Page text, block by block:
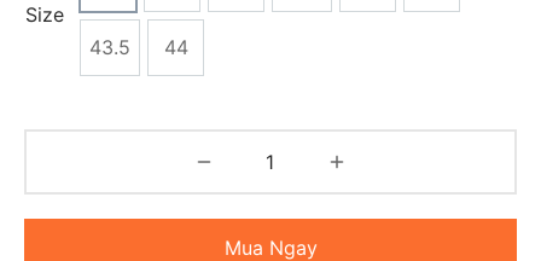
Size
43.5 44
Mua Ngay